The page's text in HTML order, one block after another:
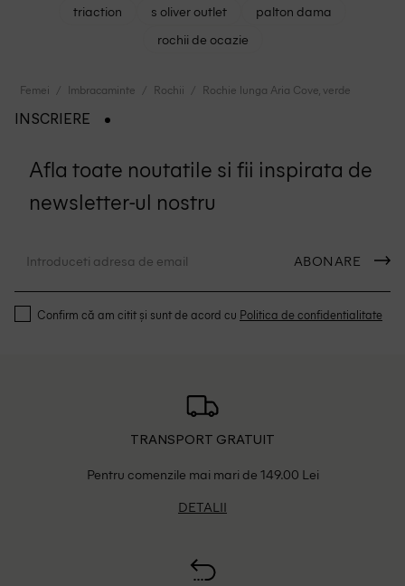
triaction
s oliver outlet
palton dama
rochii de ocazie
Femei Imbracaminte Rochii Rochie lunga Aria Cove, verde
INSCRIERE
Afla toate noutatile si fii inspirata de
newsletter-ul nostru
ABONARE
Confirm că am citit și sunt de acord cu Politica de confidentialitate
TRANSPORT GRATUIT
Pentru comenzile mai mari de 149.00 Lei
DETALII